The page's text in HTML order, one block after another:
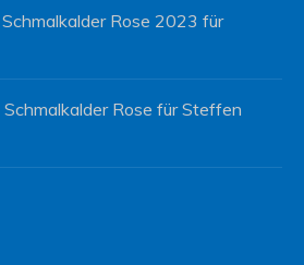
Schmalkalder Rose 2023 für
Schmalkalder Rose für Steffen